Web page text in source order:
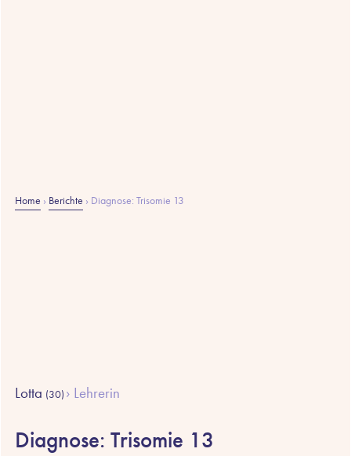
Home › Berichte › Diagnose: Trisomie 13
Lotta (30) Lehrerin
Diagnose: Trisomie 13